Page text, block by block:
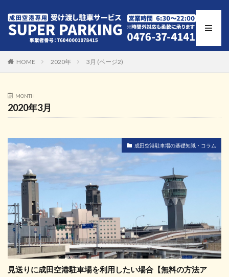
HOME 2020年 3月 (ページ2)
MONTH
2020年3月
成田空港駐車場の基礎知識・コラム
見送りに成田空港駐車場を利用したい場合【無料の方法ア